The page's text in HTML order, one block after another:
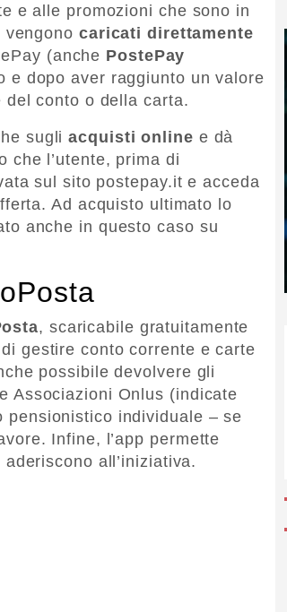
e alle promozioni che sono in
vengono caricati direttamente
(anche PostePay
e dopo aver raggiunto un valore
del conto o della carta.
sugliacquisti online e dà
che l’utente, prima di
sul sito postepay.it e acceda
Ad acquisto ultimato lo
anche in questo caso su
, scaricabile gratuitamente
gestire conto corrente e carte
possibile devolvere gli
Associazioni Onlus (indicate
pensionistico individuale – se
Infine, l’app permette
all’iniziativa.